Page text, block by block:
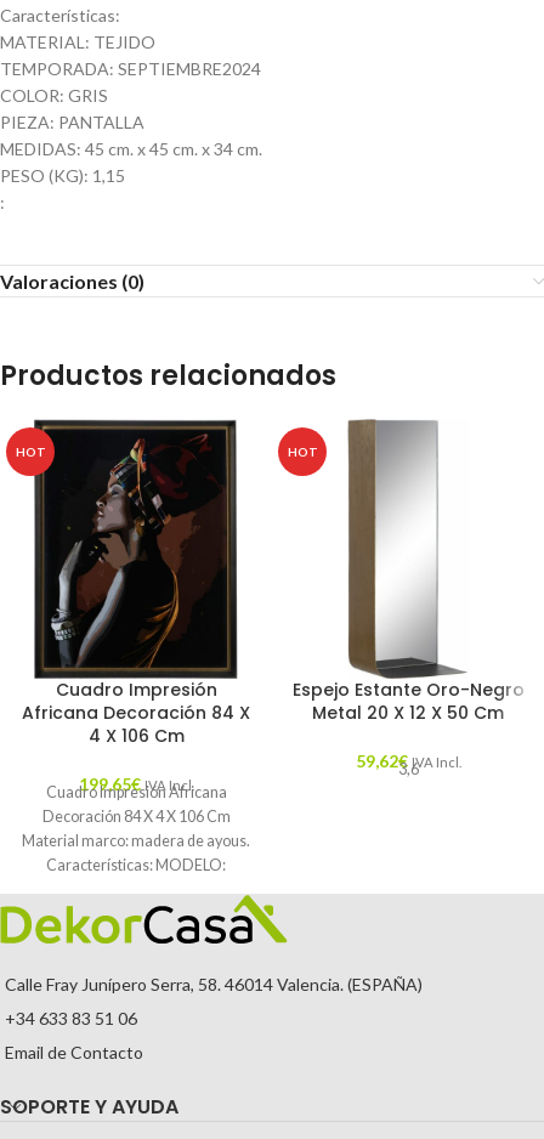
Características:
MATERIAL: TEJIDO
TEMPORADA: SEPTIEMBRE2024
COLOR: GRIS
PIEZA: PANTALLA
MEDIDAS: 45 cm. x 45 cm. x 34 cm.
PESO (KG): 1,15
:
Valoraciones (0)
Productos relacionados
HOT
Cuadro Impresión
Africana Decoración 84 X
4 X 106 Cm
199,65€ IVA Incl.
Cuadro Impresión Africana
Decoración 84 X 4 X 106 Cm
Material marco: madera de ayous.
Características: MODELO:
AFRICANA TEMPORADA:
CATÁLOGO
HOT
Espejo Estante Oro-Negro
Metal 20 X 12 X 50 Cm
59,62€ IVA Incl.
3,6
Calle Fray Junípero Serra, 58. 46014 Valencia. (ESPAÑA)
+34 633 83 51 06
Email de Contacto
SOPORTE Y AYUDA